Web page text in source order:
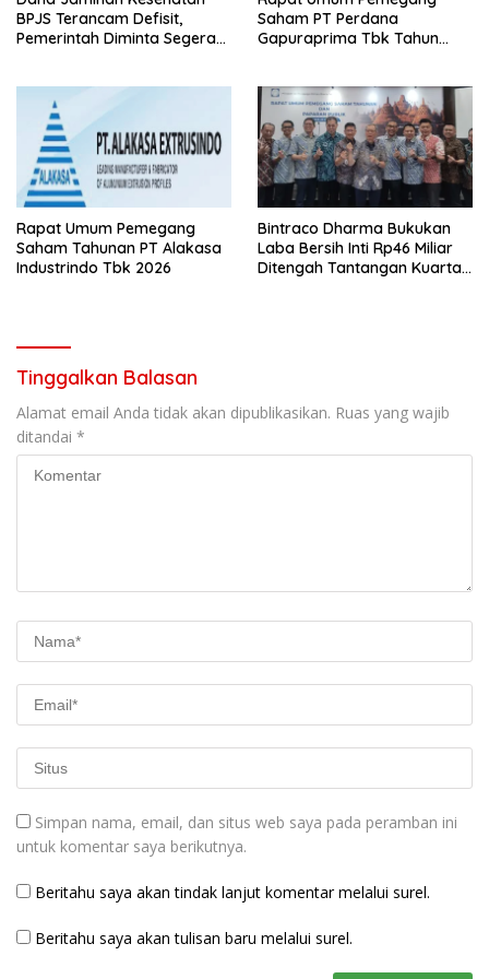
BPJS Terancam Defisit,
Pemerintah Diminta Segera
Saham PT Perdana
Gapuraprima Tbk Tahun
Rapat Umum Pemegang
Saham Tahunan PT Alakasa
Industrindo Tbk 2026
Bintraco Dharma Bukukan
Laba Bersih Inti Rp46 Miliar
Ditengah Tantangan Kuartal
Tinggalkan Balasan
Alamat email Anda tidak akan dipublikasikan. Ruas yang wajib
ditandai *
Simpan nama, email, dan situs web saya pada peramban ini
untuk komentar saya berikutnya.
Beritahu saya akan tindak lanjut komentar melalui surel.
Beritahu saya akan tulisan baru melalui surel.